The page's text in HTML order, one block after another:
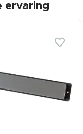
ervaring